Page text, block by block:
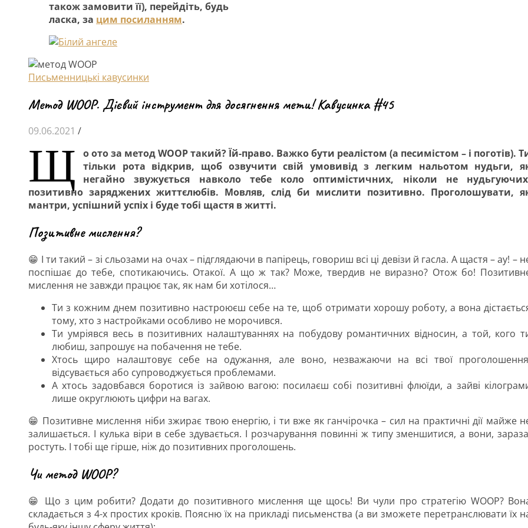
також замовити її), перейдіть, будь
ласка, за цим посиланням.
Письменницькі кавусинки
Метод WOOP. Дієвий інструмент для досягнення мети! Кавусинка #45
09.06.2021 /
Щ
о ото за метод WOOP такий? Їй-право. Важко бути реалістом (а песимістом – і поготів).
тільки рота відкрив, щоб озвучити свій умовивід з легким нальотом нудьги,
негайно звужується навколо тебе коло оптимістичних, ніколи не
позитивно заряджених життєлюбів. Мовляв, слід би мислити позитивно. Проголошувати,
мантри, успішний успіх і буде тобі щастя в житті.
Позитивне мислення?
😁 І ти такий – зі сльозами на очах – підглядаючи в папірець, говориш всі ці девізи й гасла. А щастя – ау! –
поспішає до тебе, спотикаючись. Отакої. А що ж так? Може, твердив не виразно? Отож бо!
мислення не завжди працює так, як нам би хотілося…
Ти з кожним днем ​​позитивно настроюєш себе на те, щоб отримати хорошу роботу, а вона
тому, хто з настройками особливо не морочився.
Ти умріявся весь в позитивних налаштуваннях на побудову романтичних відносин, а той, кого
любиш, запрошує на побачення не тебе.
Хтось щиро налаштовує себе на одужання, але воно, незважаючи на всі твої
відсувається або супроводжується проблемами.
А хтось задовбався боротися із зайвою вагою: посилаєш собі позитивні флюїди, а зайві
лише округлюють цифри на вагах.
😁 Позитивне мислення ніби зжирає твою енергію, і ти вже як ганчірочка – сил на практичні дії майже
залишається. І кулька віри в себе здувається. І розчарування повинні ж типу зменшитися, а вони,
ростуть. І тобі ще гірше, ніж до позитивних проголошень.
Чи метод WOOP?
😁 Що з цим робити? Додати до позитивного мислення ще щось! Ви чули про стратегію WOOP?
складається з 4-х простих кроків. Поясню їх на прикладі письменства (а ви зможете перетранслювати їх